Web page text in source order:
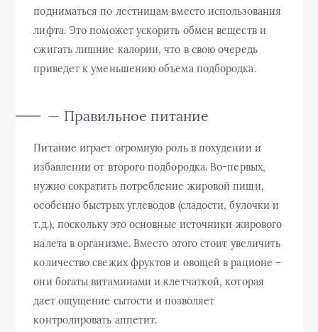
подниматься по лестницам вместо использования
лифта. Это поможет ускорить обмен веществ и
сжигать лишние калории, что в свою очередь
приведет к уменьшению объема подбородка.
— Правильное питание
Питание играет огромную роль в похудении и
избавлении от второго подбородка. Во-первых,
нужно сократить потребление жировой пищи,
особенно быстрых углеводов (сладости, булочки и
т.д.), поскольку это основные источники жирового
налета в организме. Вместо этого стоит увеличить
количество свежих фруктов и овощей в рационе –
они богаты витаминами и клетчаткой, которая
дает ощущение сытости и позволяет
контролировать аппетит.